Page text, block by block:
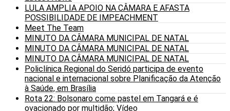
LULA AMPLIA APOIO NA CÂMARA E AFASTA
POSSIBILIDADE DE IMPEACHMENT
Meet The Team
MINUTO DA CÂMARA MUNICIPAL DE NATAL
MINUTO DA CÂMARA MUNICIPAL DE NATAL
MINUTO DA CÂMARA MUNICIPAL DE NATAL
Policlínica Regional do Seridó participa de evento
nacional e internacional sobre Planificação da Atenção
à Saúde, em Brasília
Rota 22: Bolsonaro come pastel em Tangará e é
ovacionado por multidão; Vídeo